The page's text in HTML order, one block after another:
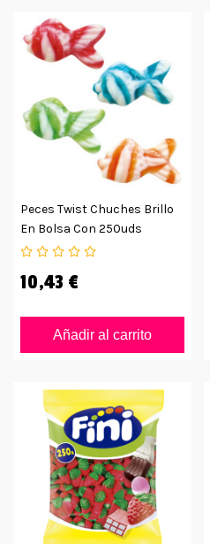
Peces Twist Chuches Brillo
En Bolsa Con 250uds
10,43 €
Añadir al carrito